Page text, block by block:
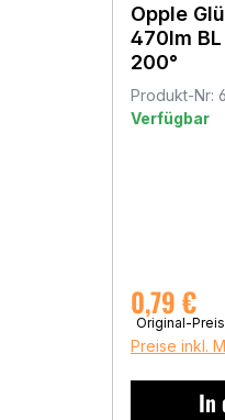
Opple
470lm
200°
Produkt-Nr:
Verfügbar
0,79 €
Original-Preis
Preise inkl.
In